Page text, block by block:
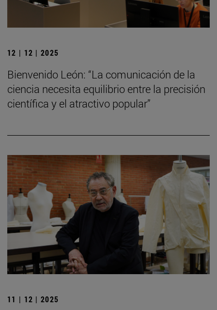
12 | 12 | 2025
Bienvenido León: “La comunicación de la
ciencia necesita equilibrio entre la precisión
científica y el atractivo popular”
11 | 12 | 2025